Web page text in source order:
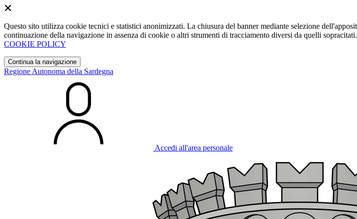
Questo sito utilizza cookie tecnici e statistici anonimizzati. La chiusura del banner mediante selezione
continuazione della navigazione in assenza di cookie o altri strumenti di tracciamento diversi da quelli sopracitati.
COOKIE POLICY
Continua la navigazione
Regione Autonoma della Sardegna
Accedi all'area personale